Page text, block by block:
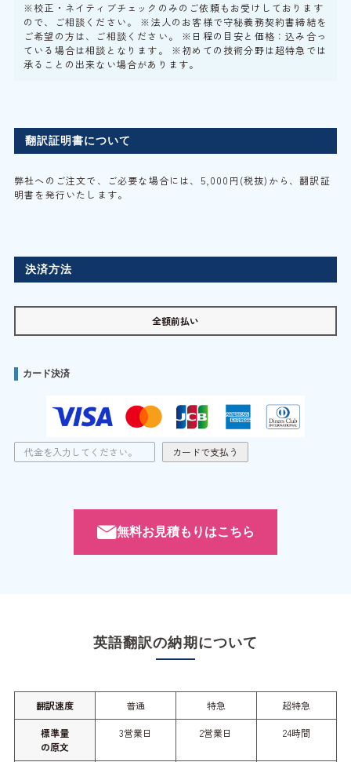
※校正・ネイティブチェックのみのご依頼もお受けしております
ので、ご相談ください。 ※法人のお客様で守秘義務契約書締結を
ご希望の方は、ご相談ください。 ※日程の目安と価格：込み合っ
ている場合は相談となります。 ※初めての技術分野は超特急では
承ることの出来ない場合があります。
翻訳証明書について
弊社へのご注文で、ご必要な場合には、5,000円(税抜)から、翻訳証
明書を発行いたします。
決済方法
全額前払い
カード決済
無料お見積もりはこちら
英語翻訳の納期について
翻訳速度 普通 特急 超特急
標準量
の原文
3営業日 2営業日 24時間